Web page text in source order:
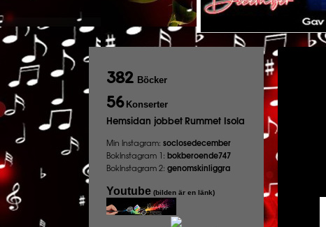
382 Böcker
56 Konserter
Hemsidan jobbet Rummet Isola
Min Instagram: soclosedecember
BokInstagram 1: bokberoende747
BokInstagram 2: genomskinliggra
Youtube (bilden är en länk)